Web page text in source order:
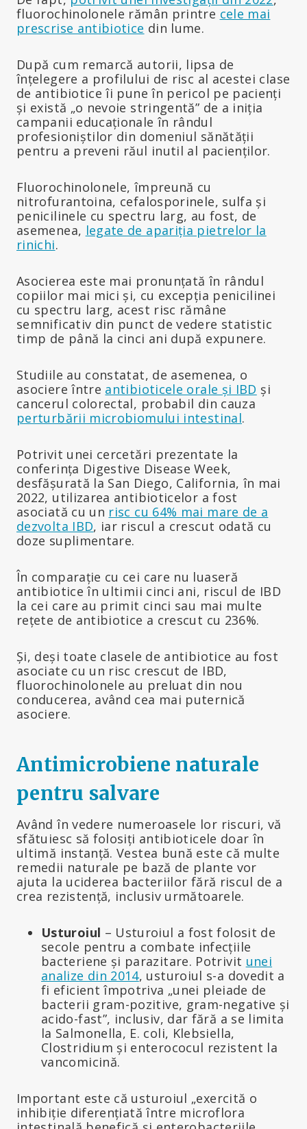
fluorochinolonele rămân printre cele mai
prescrise antibiotice din lume.
După cum remarcă autorii, lipsa de
înțelegere a profilului de risc al acestei clase
de antibiotice îi pune în pericol pe pacienți
și există „o nevoie stringentă” de a iniția
campanii educaționale în rândul
profesioniștilor din domeniul sănătății
pentru a preveni răul inutil al pacienților.
Fluorochinolonele, împreună cu
nitrofurantoina, cefalosporinele, sulfa și
penicilinele cu spectru larg, au fost, de
asemenea, legate de apariția pietrelor la
rinichi.
Asocierea este mai pronunțată în rândul
copiilor mai mici și, cu excepția penicilinei
cu spectru larg, acest risc rămâne
semnificativ din punct de vedere statistic
timp de până la cinci ani după expunere.
Studiile au constatat, de asemenea, o
asociere între antibioticele orale și IBD și
cancerul colorectal, probabil din cauza
perturbării microbiomului intestinal.
Potrivit unei cercetări prezentate la
conferința Digestive Disease Week,
desfășurată la San Diego, California, în mai
2022, utilizarea antibioticelor a fost
asociată cu un risc cu 64% mai mare de a
dezvolta IBD, iar riscul a crescut odată cu
doze suplimentare.
În comparație cu cei care nu luaseră
antibiotice în ultimii cinci ani, riscul de IBD
la cei care au primit cinci sau mai multe
rețete de antibiotice a crescut cu 236%.
Și, deși toate clasele de antibiotice au fost
asociate cu un risc crescut de IBD,
fluorochinolonele au preluat din nou
conducerea, având cea mai puternică
asociere.
Antimicrobiene naturale
pentru salvare
Având în vedere numeroasele lor riscuri, vă
sfătuiesc să folosiți antibioticele doar în
ultimă instanță. Vestea bună este că multe
remedii naturale pe bază de plante vor
ajuta la uciderea bacteriilor fără riscul de a
crea rezistență, inclusiv următoarele.
Usturoiul – Usturoiul a fost folosit de
secole pentru a combate infecțiile
bacteriene și parazitare. Potrivit unei
analize din 2014, usturoiul s-a dovedit a
fi eficient împotriva „unei pleiade de
bacterii gram-pozitive, gram-negative și
acido-fast”, inclusiv, dar fără a se limita
la Salmonella, E. coli, Klebsiella,
Clostridium și enterococul rezistent la
vancomicină.
Important este că usturoiul „exercită o
inhibiție diferențiată între microflora